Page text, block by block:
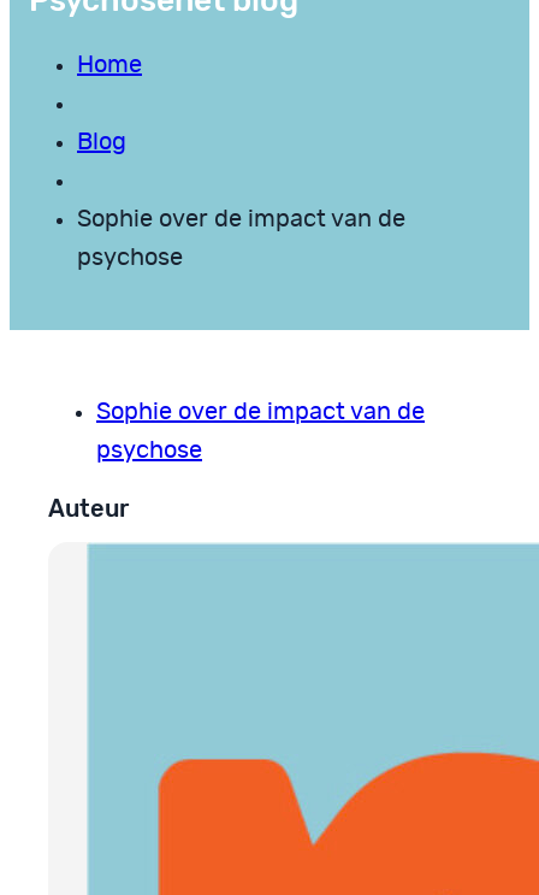
Home
Blog
Sophie over de impact van de
psychose
Sophie over de impact van de
psychose
Auteur